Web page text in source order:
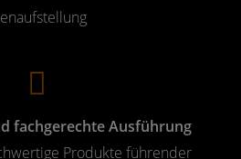
fachgerechte Ausführung
Produkte führender